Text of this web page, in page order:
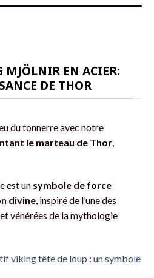
EN ACIER:
DE THOR
du tonnerre avec notre
le marteau de Thor,
est un symbole de force
divine, inspiré de l’une des
vénérées de la mythologie
viking tête de loup : un symbole